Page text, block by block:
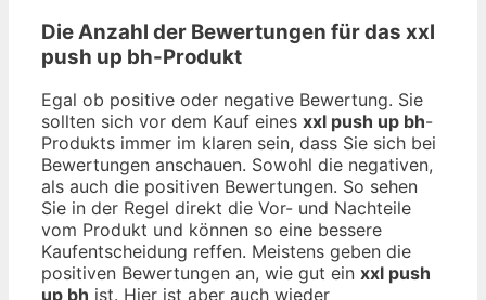
Die Anzahl der Bewertungen für das xxl
push up bh-Produkt
Egal ob positive oder negative Bewertung. Sie
sollten sich vor dem Kauf eines xxl push up bh-
Produkts immer im klaren sein, dass Sie sich bei
Bewertungen anschauen. Sowohl die negativen,
als auch die positiven Bewertungen. So sehen
Sie in der Regel direkt die Vor- und Nachteile
vom Produkt und können so eine bessere
Kaufentscheidung reffen. Meistens geben die
positiven Bewertungen an, wie gut ein xxl push
up bh ist. Hier ist aber auch wieder